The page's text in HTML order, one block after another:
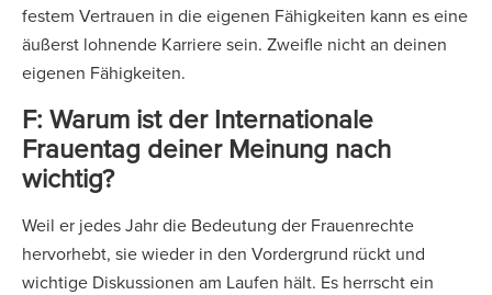
festem Vertrauen in die eigenen Fähigkeiten kann es eine
äußerst lohnende Karriere sein. Zweifle nicht an deinen
eigenen Fähigkeiten.
F: Warum ist der Internationale
Frauentag deiner Meinung nach
wichtig?
Weil er jedes Jahr die Bedeutung der Frauenrechte
hervorhebt, sie wieder in den Vordergrund rückt und
wichtige Diskussionen am Laufen hält. Es herrscht ein